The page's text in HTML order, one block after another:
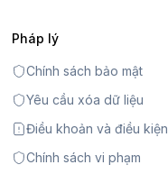
Pháp lý
Chính sách bảo mật
Yêu cầu xóa dữ liệu
Điều khoản và điều kiện
Chính sách vi phạm